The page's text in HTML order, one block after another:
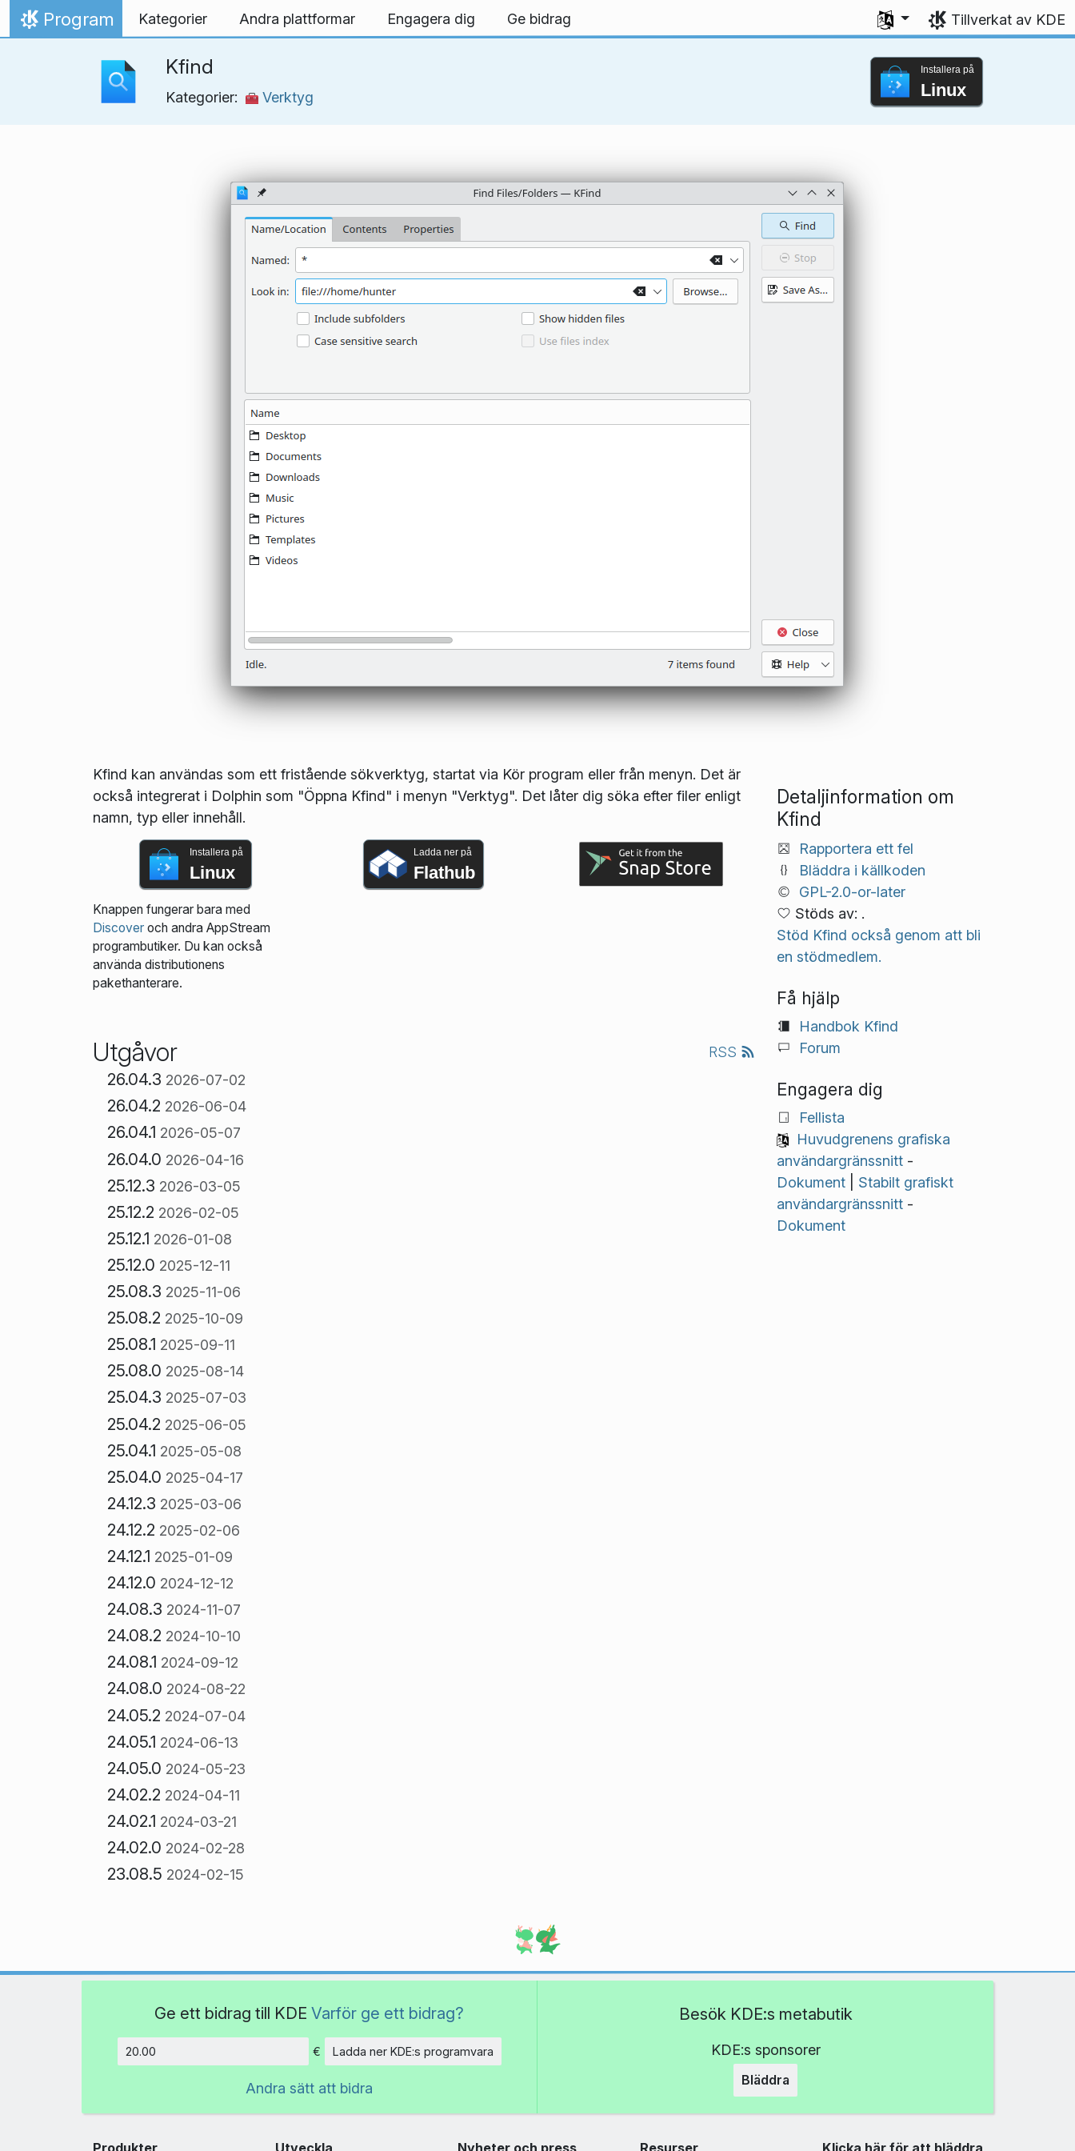
Gå till innehåll
Hem
Program Kategorier Andra plattformar Engagera dig Ge bidrag
Välj ditt språk
Tillverkat av KDE
Kfind
Kategorier: Verktyg
Installera på
Linux
Kfind kan användas som ett fristående sökverktyg, startat via Kör program eller från menyn. Det är
också integrerat i Dolphin som "Öppna Kfind" i menyn "Verktyg". Det låter dig söka efter filer enligt
namn, typ eller innehåll.
Installera på
Linux
Knappen fungerar bara med
Discoveroch andra AppStream
programbutiker. Du kan också
använda distributionens
pakethanterare.
Ladda ner på
Flathub
Utgåvor RSS
26.04.3 2026-07-02
26.04.2 2026-06-04
26.04.1 2026-05-07
26.04.0 2026-04-16
25.12.3 2026-03-05
25.12.2 2026-02-05
25.12.1 2026-01-08
25.12.0 2025-12-11
25.08.3 2025-11-06
25.08.2 2025-10-09
25.08.1 2025-09-11
25.08.0 2025-08-14
25.04.3 2025-07-03
25.04.2 2025-06-05
25.04.1 2025-05-08
25.04.0 2025-04-17
24.12.3 2025-03-06
24.12.2 2025-02-06
24.12.1 2025-01-09
24.12.0 2024-12-12
24.08.3 2024-11-07
24.08.2 2024-10-10
24.08.1 2024-09-12
24.08.0 2024-08-22
24.05.2 2024-07-04
24.05.1 2024-06-13
24.05.0 2024-05-23
24.02.2 2024-04-11
24.02.1 2024-03-21
24.02.0 2024-02-28
23.08.5 2024-02-15
Detaljinformation om
Kfind
Rapportera ett fel
Bläddra i källkoden
GPL-2.0-or-later
Stöds av: .
Stöd Kfind också genom att bli
en stödmedlem.
Få hjälp
Handbok Kfind
Forum
Engagera dig
Fellista
Huvudgrenens grafiska
användargränssnitt-
Dokument| Stabilt grafiskt
användargränssnitt-
Dokument
Ge ett bidrag till KDE Varför ge ett bidrag?
Belopp
€ Ladda ner KDE:s programvara
Andra sätt att bidra
Besök KDE:s metabutik
KDE:s sponsorer
Bläddra
Produkter Utveckla Nyheter och press Resurser Klicka här för att bläddra